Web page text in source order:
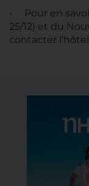
• Pour en
25/12) et du
contacter